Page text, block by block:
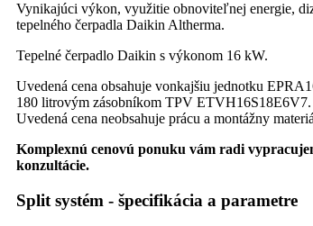
Vynikajúci výkon, využitie obnoviteľnej energie,
tepelného čerpadla Daikin Altherma.
Tepelné čerpadlo Daikin s výkonom 16 kW.
Uvedená cena obsahuje vonkajšiu jednotku
180 litrovým zásobníkom TPV ETVH16S18E6V7.
Uvedená cena neobsahuje prácu a montážny
Komplexnú cenovú ponuku vám radi
konzultácie.
Split systém - špecifikácia a parametre